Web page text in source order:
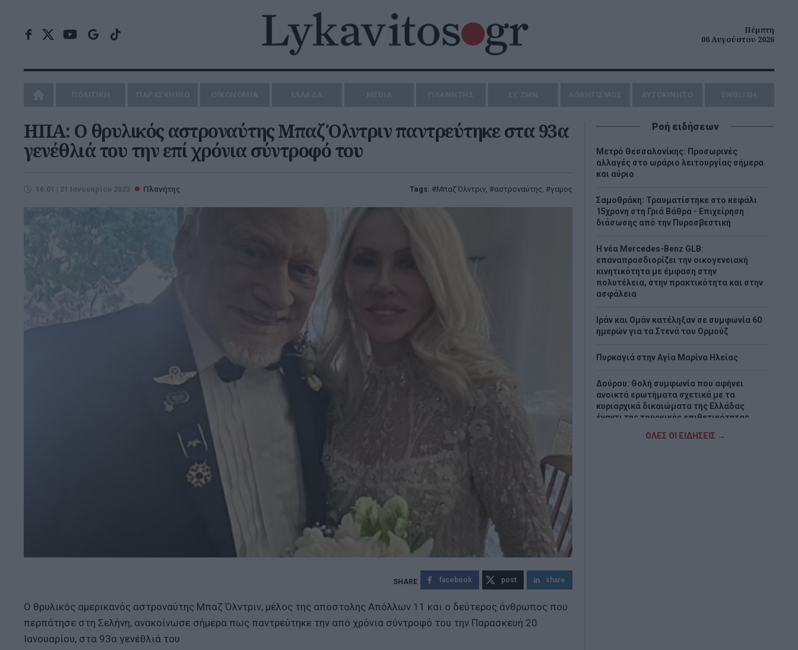
Πέμπτη
06 Αυγούστου 2026
ΗΠΑ: Ο θρυλικός αστροναύτης Μπαζ Όλντριν παντρεύτηκε στα 93α
γενέθλιά του την επί χρόνια σύντροφό του
16:01 | 21 Ιανουαρίου 2023 Πλανήτης Tags: Μπαζ Όλντριν, αστροναύτης, γαμος
facebook post share
Ο θρυλικός αμερικανός αστροναύτης Μπαζ Όλντριν, μέλος της αποστολης Απόλλων 11 και ο δεύτερος άνθρωπος που
περπάτησε στη Σελήνη, ανακοίνωσε σήμερα πως παντρεύτηκε την από χρόνια σύντροφό του την Παρασκευή 20
Ιανουαρίου, στα 93α γενέθλιά του.
Ροή ειδήσεων
Μετρό Θεσσαλονίκης: Προσωρινές
αλλαγές στο ωράριο λειτουργίας σήμερα
και αύριο
Σαμοθράκη: Τραυματίστηκε στο κεφάλι
15χρονη στη Γριά Βάθρα - Επιχείρηση
διάσωσης από την Πυροσβεστική
Η νέα Mercedes-Benz GLB:
επαναπροσδιορίζει την οικογενειακή
κινητικότητα με έμφαση στην
πολυτέλεια, στην πρακτικότητα και στην
ασφάλεια
Ιράν και Ομάν κατέληξαν σε συμφωνία 60
ημερών για τα Στενά του Ορμούζ
Πυρκαγιά στην Aγία Μαρίνα Ηλείας
Δούρου: Θολή συμφωνία που αφήνει
ανοικτά ερωτήματα σχετικά με τα
κυριαρχικά δικαιώματα της Ελλάδας
έναντι της τουρκικής επιθετικότητας
ΟΛΕΣ ΟΙ ΕΙΔΗΣΕΙΣ →